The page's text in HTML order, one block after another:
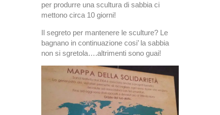
per produrre una scultura di sabbia ci
mettono circa 10 giorni!
Il segreto per mantenere le sculture? Le
bagnano in continuazione cosi’ la sabbia
non si sgretola….altrimenti sono guai!